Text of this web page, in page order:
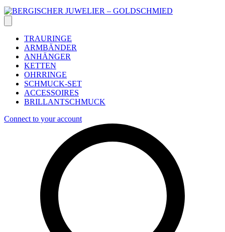
TRAURINGE
ARMBÄNDER
ANHÄNGER
KETTEN
OHRRINGE
SCHMUCK-SET
ACCESSOIRES
BRILLANTSCHMUCK
Connect to your account